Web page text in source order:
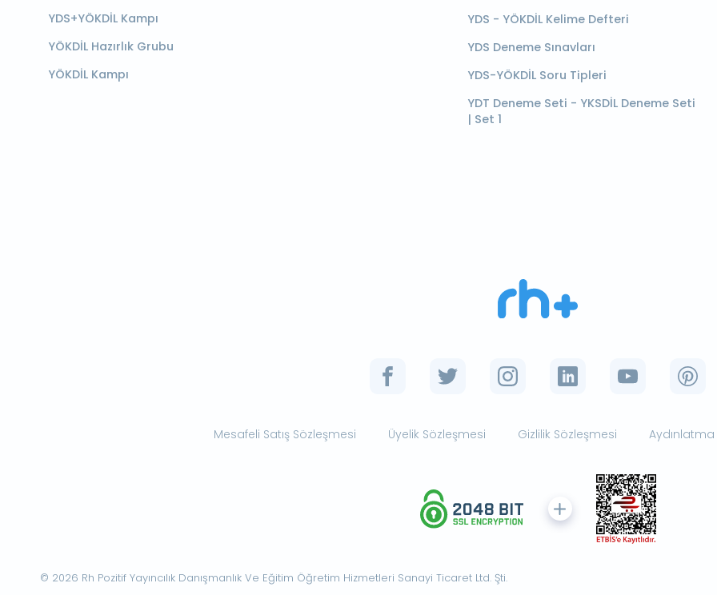
YDS+YÖKDİL Kampı
YÖKDİL Hazırlık Grubu
YÖKDİL Kampı
YDS - YÖKDİL Kelime Defteri
YDS Deneme Sınavları
YDS-YÖKDİL Soru Tipleri
YDT Deneme Seti - YKSDİL Deneme Seti
| Set 1
Mesafeli Satış Sözleşmesi Üyelik Sözleşmesi Gizlilik Sözleşmesi
© 2026 Rh Pozitif Yayıncılık Danışmanlık Ve Eğitim Öğretim Hizmetleri Sanayi Ticaret Ltd. Şti.